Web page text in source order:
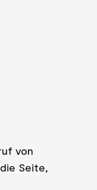
von
Seite,